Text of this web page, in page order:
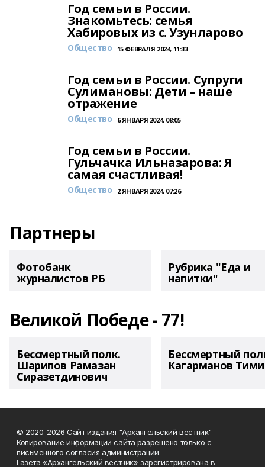
Год семьи в России.
Знакомьтесь: семья
Хабировых из с. Узунларово
Общество 15 ФЕВРАЛЯ 2024, 11:33
Год семьи в России. Супруги
Сулимановы: Дети – наше
отражение
Общество 6 ЯНВАРЯ 2024, 08:05
Год семьи в России.
Гульчачка Ильназарова: Я
самая счастливая!
Общество 2 ЯНВАРЯ 2024, 07:26
Партнеры
Фотобанк
журналистов РБ
Рубрика "Еда и
напитки"
Великой Победе - 77!
Бессмертный полк.
Шарипов Рамазан
Сиразетдинович
Бессмертный
Кагарманов
© 2020-2026 Сайт издания "Архангельский вестник"
Копирование информации сайта разрешено только с
письменного согласия администрации.
Газета «Архангельский вестник» зарегистрирована в